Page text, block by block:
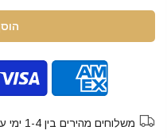
משלוחים מהירים בין 1-4 ימי עסקים חינם